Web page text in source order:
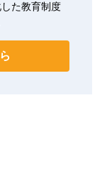
た教育制度